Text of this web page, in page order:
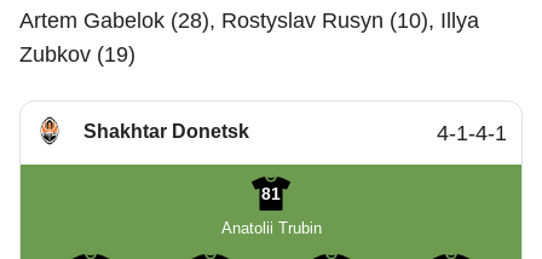
Artem Gabelok (28), Rostyslav Rusyn (10), Illya
Zubkov (19)
Shakhtar Donetsk 4-1-4-1
81
Anatolii Trubin